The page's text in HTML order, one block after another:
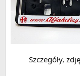
Szczegóły,